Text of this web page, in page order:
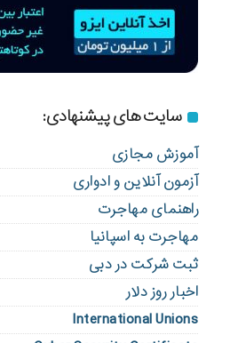
سایت های پیشنهادی:
آموزش مجازی
آزمون آنلاین و ادواری
راهنمای مهاجرت
مهاجرت به اسپانیا
ثبت شرکت در دبی
اخبار روز دلار
International Unions